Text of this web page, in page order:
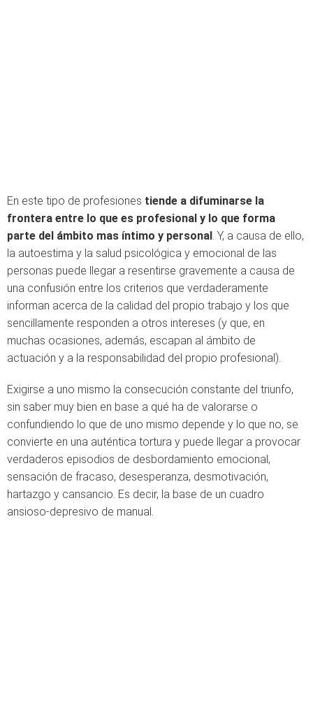
En este tipo de profesiones tiende a difuminarse la
frontera entre lo que es profesional y lo que forma
parte del ámbito mas íntimo y personal. Y, a causa de ello,
la autoestima y la salud psicológica y emocional de las
personas puede llegar a resentirse gravemente a causa de
una confusión entre los criterios que verdaderamente
informan acerca de la calidad del propio trabajo y los que
sencillamente responden a otros intereses (y que, en
muchas ocasiones, además, escapan al ámbito de
actuación y a la responsabilidad del propio profesional).
Exigirse a uno mismo la consecución constante del triunfo,
sin saber muy bien en base a qué ha de valorarse o
confundiendo lo que de uno mismo depende y lo que no, se
convierte en una auténtica tortura y puede llegar a provocar
verdaderos episodios de desbordamiento emocional,
sensación de fracaso, desesperanza, desmotivación,
hartazgo y cansancio. Es decir, la base de un cuadro
ansioso-depresivo de manual.